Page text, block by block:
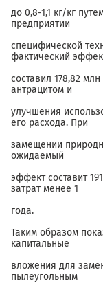
до 0,8-1,1 кг/кг
предприятии
специфической
фактический
составил 178,82
антрацитом и
улучшения
его расхода. При
замещении
ожидаемый
эффект составит
затрат менее 1
года.
Таким образом
капитальные
вложения для
пыле­угольным